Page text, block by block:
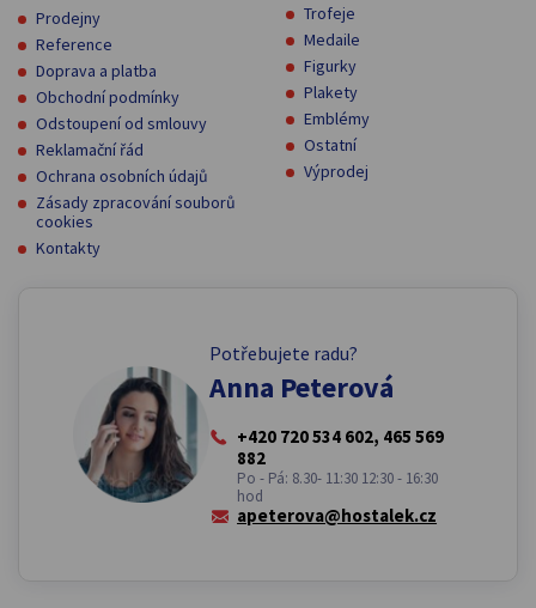
Prodejny
Reference
Doprava a platba
Obchodní podmínky
Odstoupení od smlouvy
Reklamační řád
Ochrana osobních údajů
Zásady zpracování souborů
cookies
Kontakty
Trofeje
Medaile
Figurky
Plakety
Emblémy
Ostatní
Výprodej
Potřebujete radu?
Anna Peterová
+420 720 534 602, 465 569
882
Po - Pá: 8.30- 11:30 12:30 - 16:30
hod
apeterova@hostalek.cz